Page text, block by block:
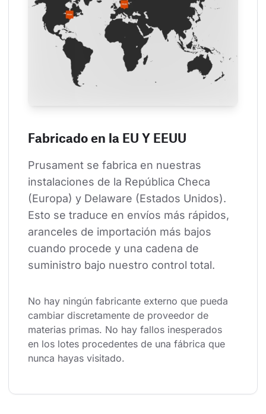
Fabricado en la EU Y EEUU
Prusament se fabrica en nuestras
instalaciones de la República Checa
(Europa) y Delaware (Estados Unidos).
Esto se traduce en envíos más rápidos,
aranceles de importación más bajos
cuando procede y una cadena de
suministro bajo nuestro control total.
No hay ningún fabricante externo que pueda
cambiar discretamente de proveedor de
materias primas. No hay fallos inesperados
en los lotes procedentes de una fábrica que
nunca hayas visitado.